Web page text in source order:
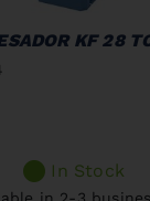
KF 28
In Stock